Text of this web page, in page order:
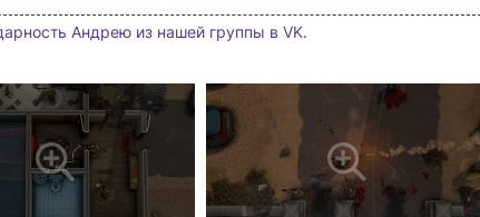
Андрею из нашей группы в VK.